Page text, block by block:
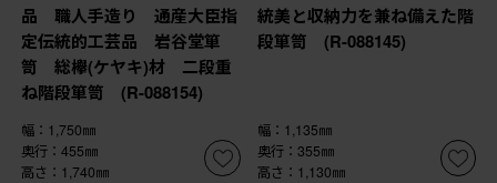
品 職人手造り 通産大臣指
定伝統的工芸品 岩谷堂箪
笥 総欅(ケヤキ)材 二段重
ね階段箪笥 (R-088154)
幅：1,750㎜
奥行：455㎜
高さ：1,740㎜
統美と収納力を兼ね備えた階
段箪笥 (R-088145)
幅：1,135㎜
奥行：355㎜
高さ：1,130㎜